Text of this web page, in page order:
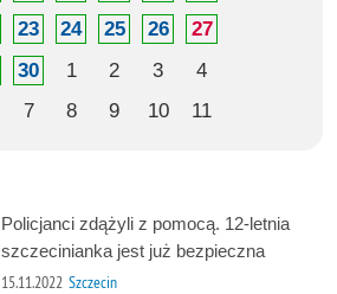
23 24 25 26
27
30 1 2 3
4
7 8 9 10 11
Policjanci zdążyli z pomocą. 12-letnia
szczecinianka jest już bezpieczna
15.11.2022 Szczecin